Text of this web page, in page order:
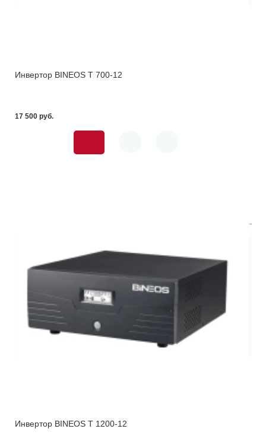
Инвертор BINEOS T 700-12
17 500 pуб.
Инвертор BINEOS T 1200-12